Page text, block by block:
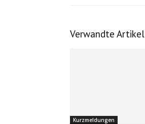
Verwandte Artikel
Kurzmeldungen